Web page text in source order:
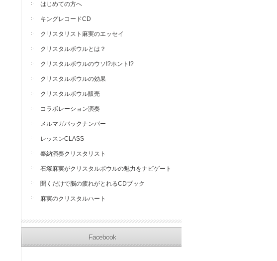
はじめての方へ
キングレコードCD
クリスタリスト麻実のエッセイ
クリスタルボウルとは？
クリスタルボウルのウソ!?ホント!?
クリスタルボウルの効果
クリスタルボウル販売
コラボレーション演奏
メルマガバックナンバー
レッスンCLASS
奉納演奏クリスタリスト
石塚麻実がクリスタルボウルの魅力をナビゲート
聞くだけで脳の疲れがとれるCDブック
麻実のクリスタルハート
Facebook